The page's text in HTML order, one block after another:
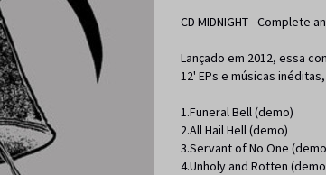
CD MIDNIGHT - Complete
Lançado em 2012, essa
12' EPs e músicas
1.Funeral Bell (demo)
2.All Hail Hell (demo)
3.Servant of No One
4.Unholy and Rotten